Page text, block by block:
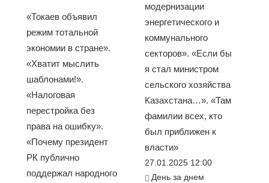
«Токаев объявил
режим тотальной
экономии в стране».
«Хватит мыслить
шаблонами!».
«Налоговая
перестройка без
права на ошибку».
«Почему президент
РК публично
поддержал народного
модернизации
энергетического и
коммунального
секторов». «Если бы
я стал министром
сельского хозяйства
Казахстана…». «Там
фамилии всех, кто
был приближен к
власти»
27.01.2025 12:00
День за днем